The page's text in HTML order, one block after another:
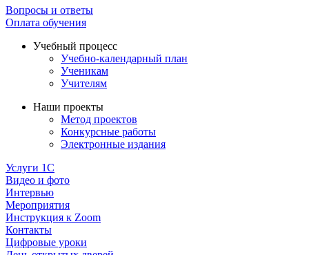
Вопросы и ответы
Оплата обучения
Учебный процесс
Учебно-календарный план
Ученикам
Учителям
Наши проекты
Метод проектов
Конкурсные работы
Электронные издания
Услуги 1C
Видео и фото
Интервью
Мероприятия
Инструкция к Zoom
Контакты
Цифровые уроки